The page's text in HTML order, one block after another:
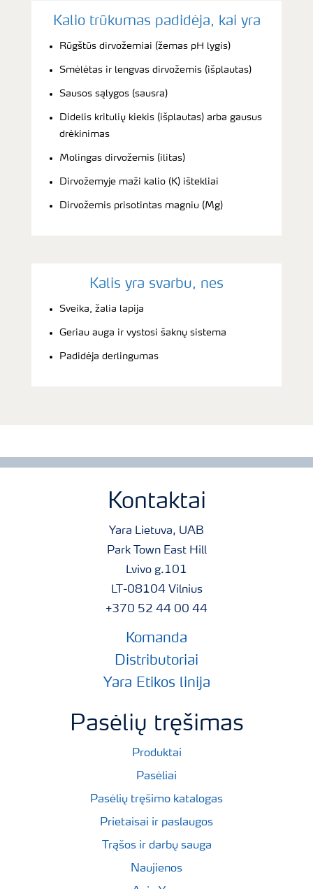
Kalio trūkumas padidėja, kai yra
Rūgštūs dirvožemiai (žemas pH lygis)
Smėlėtas ir lengvas dirvožemis (išplautas)
Sausos sąlygos (sausra)
Didelis kritulių kiekis (išplautas) arba gausus
drėkinimas
Molingas dirvožemis (ilitas)
Dirvožemyje maži kalio (K) ištekliai
Dirvožemis prisotintas magniu (Mg)
Kalis yra svarbu, nes
Sveika, žalia lapija
Geriau auga ir vystosi šaknų sistema
Padidėja derlingumas
Kontaktai
Yara Lietuva, UAB
Park Town East Hill
Lvivo g.101
LT-08104 Vilnius
+370 52 44 00 44
Komanda
Distributoriai
Yara Etikos linija
Pasėlių tręšimas
Produktai
Pasėliai
Pasėlių tręšimo katalogas
Prietaisai ir paslaugos
Trąšos ir darbų sauga
Naujienos